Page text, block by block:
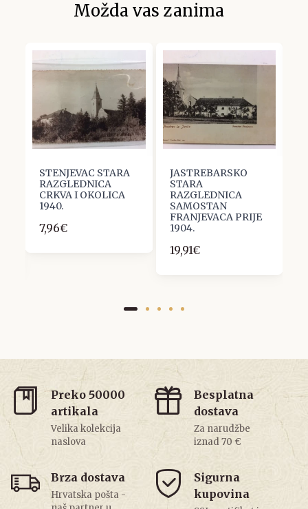
Možda vas zanima
STENJEVAC STARA
RAZGLEDNICA
CRKVA I OKOLICA
1940.
7,96€
JASTREBARSKO
STARA
RAZGLEDNICA
SAMOSTAN
FRANJEVACA PRIJE
1904.
19,91€
Preko 50000
artikala
Velika kolekcija
naslova
Besplatna
dostava
Za narudžbe
iznad 70 €
Brza dostava
Hrvatska pošta -
Sigurna
kupovina